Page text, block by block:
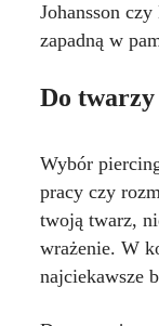
Johansson
zapadną w
Do
Wybór
pracy czy
twoją twarz,
wrażenie. W
najciekawsze